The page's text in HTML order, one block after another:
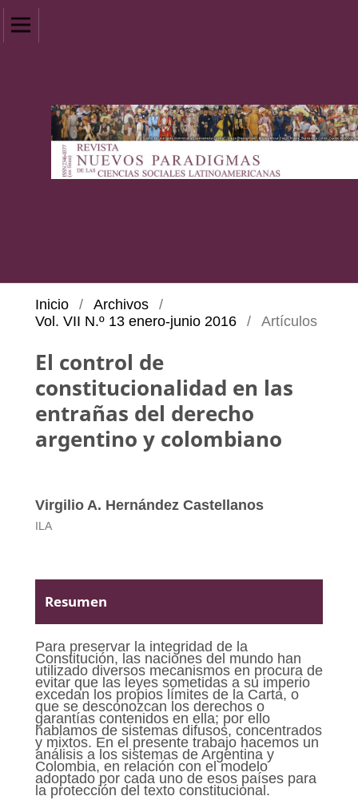
Inicio / Archivos
/
Vol. VII N.º 13 enero-junio 2016
/ Artículos
El control de
constitucionalidad en las
entrañas del derecho
argentino y colombiano
Virgilio A. Hernández Castellanos
ILA
Resumen
Para preservar la integridad de la
Constitución, las naciones del mundo han
utilizado diversos mecanismos en procura de
evitar que las leyes sometidas a su imperio
excedan los propios límites de la Carta, o
que se desconozcan los derechos o
garantías contenidos en ella; por ello
hablamos de sistemas difusos, concentrados
y mixtos. En el presente trabajo hacemos un
análisis a los sistemas de Argentina y
Colombia, en relación con el modelo
adoptado por cada uno de esos países para
la protección del texto constitucional.